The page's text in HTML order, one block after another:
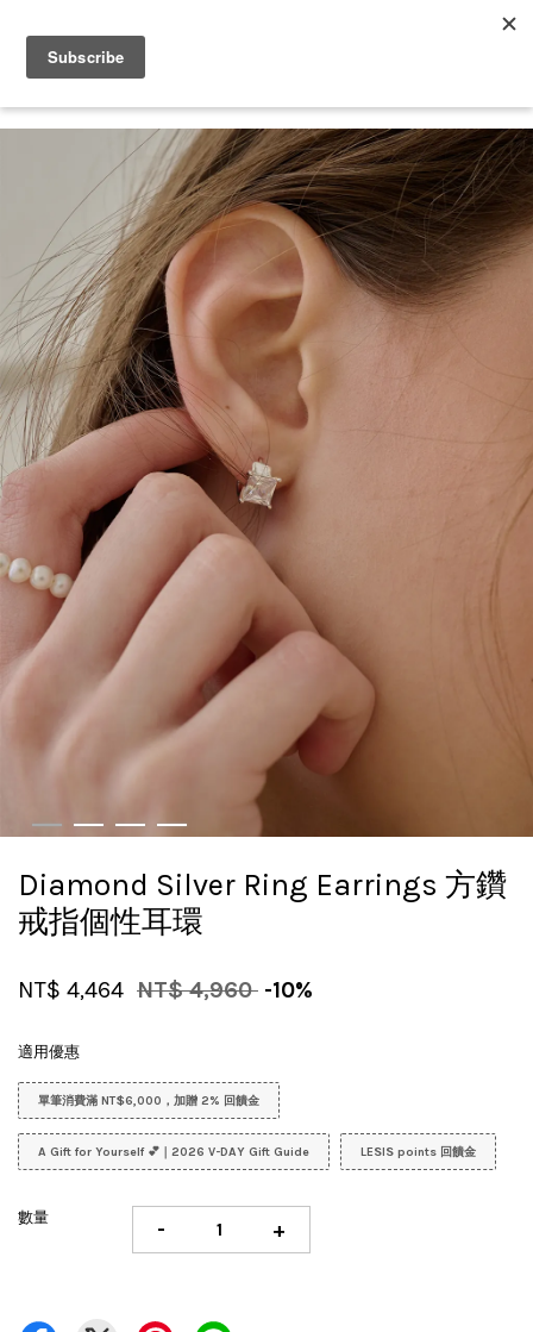
Diamond Silver Ring Earrings 方鑽
戒指個性耳環
NT$ 4,464 NT$ 4,960 -10%
適用優惠
單筆消費滿 NT$6,000，加贈 2% 回饋金
A Gift for Yourself 💕｜2026 V-DAY Gift Guide LESIS points 回饋金
數量 - +
您的購物車目前還是空的。
繼續購物